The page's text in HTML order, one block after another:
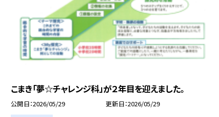
こまき「夢☆チャレンジ科」が２年目を迎えました。
公開日 2026/05/29 更新日 2026/05/29